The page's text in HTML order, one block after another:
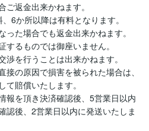
返金出来かねます。
6か所以降は有料となります。
た場合でも返金出来かねます。
るものでは御座いません。
を行うことは出来かねます。
の原因で損害を被られた場合は、
賠償いたします。
報を頂き決済確認後、5営業日以内
認後、2営業日以内に発送いたしま